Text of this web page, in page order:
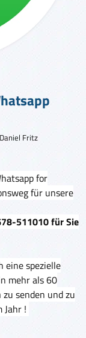
Daniel Fritz
for
für unsere
511010 für Sie
eine spezielle
mehr als 60
senden und zu
Jahr !